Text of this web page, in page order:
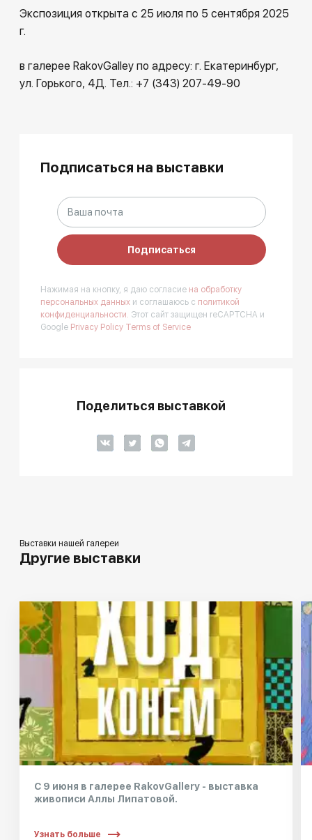
Экспозиция открыта с 25 июля по 5 сентября 2025
г.
в галерее RakovGalley по адресу: г. Екатеринбург,
ул. Горького, 4Д. Тел.: +7 (343) 207-49-90
Подписаться на выставки
Подписаться
Нажимая на кнопку, я даю согласие на обработку
персональных данных и соглашаюсь с политикой
конфиденциальности. Этот сайт защищен reCAPTCHA и
Google Privacy Policy Terms of Service
Поделиться выставкой
Выставки нашей галереи
Другие выставки
С 9 июня в галерее RakovGallery - выставка
живописи Аллы Липатовой.
Узнать больше